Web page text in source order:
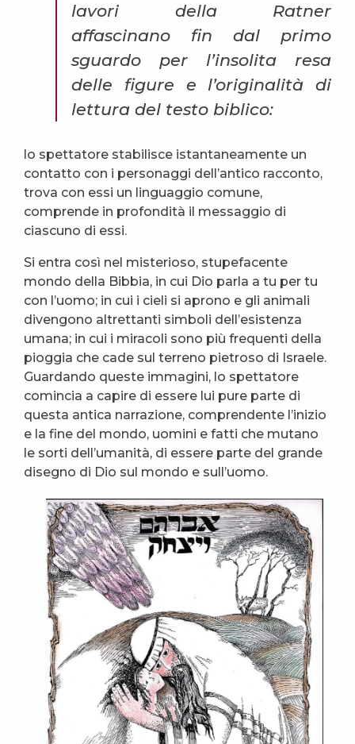
lavori della Ratner
affascinano fin dal primo
sguardo per l’insolita resa
delle figure e l’originalità di
lettura del testo biblico:
lo spettatore stabilisce istantaneamente un
contatto con i personaggi dell’antico racconto,
trova con essi un linguaggio comune,
comprende in profondità il messaggio di
ciascuno di essi.
Si entra così nel misterioso, stupefacente
mondo della Bibbia, in cui Dio parla a tu per tu
con l’uomo; in cui i cieli si aprono e gli animali
divengono altrettanti simboli dell’esistenza
umana; in cui i miracoli sono più frequenti della
pioggia che cade sul terreno pietroso di Israele.
Guardando queste immagini, lo spettatore
comincia a capire di essere lui pure parte di
questa antica narrazione, comprendente l’inizio
e la fine del mondo, uomini e fatti che mutano
le sorti dell’umanità, di essere parte del grande
disegno di Dio sul mondo e sull’uomo.